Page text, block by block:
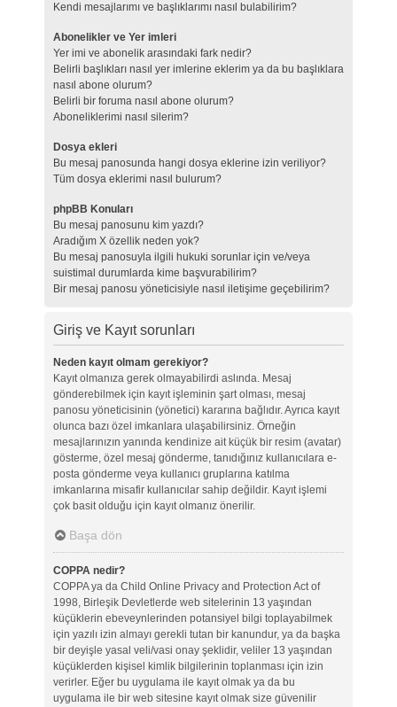
Kendi mesajlarımı ve başlıklarımı nasıl bulabilirim?
Abonelikler ve Yer imleri
Yer imi ve abonelik arasındaki fark nedir?
Belirli başlıkları nasıl yer imlerine eklerim ya da bu başlıklara
nasıl abone olurum?
Belirli bir foruma nasıl abone olurum?
Aboneliklerimi nasıl silerim?
Dosya ekleri
Bu mesaj panosunda hangi dosya eklerine izin veriliyor?
Tüm dosya eklerimi nasıl bulurum?
phpBB Konuları
Bu mesaj panosunu kim yazdı?
Aradığım X özellik neden yok?
Bu mesaj panosuyla ilgili hukuki sorunlar için ve/veya
suistimal durumlarda kime başvurabilirim?
Bir mesaj panosu yöneticisiyle nasıl iletişime geçebilirim?
Giriş ve Kayıt sorunları
Neden kayıt olmam gerekiyor?
Kayıt olmanıza gerek olmayabilirdi aslında. Mesaj
gönderebilmek için kayıt işleminin şart olması, mesaj
panosu yöneticisinin (yönetici) kararına bağlıdır. Ayrıca kayıt
olunca bazı özel imkanlara ulaşabilirsiniz. Örneğin
mesajlarınızın yanında kendinize ait küçük bir resim (avatar)
gösterme, özel mesaj gönderme, tanıdığınız kullanıcılara e-
posta gönderme veya kullanıcı gruplarına katılma
imkanlarına misafir kullanıcılar sahip değildir. Kayıt işlemi
çok basit olduğu için kayıt olmanız önerilir.
Başa dön
COPPA nedir?
COPPA ya da Child Online Privacy and Protection Act of
1998, Birleşik Devletlerde web sitelerinin 13 yaşından
küçüklerin ebeveynlerinden potansiyel bilgi toplayabilmek
için yazılı izin almayı gerekli tutan bir kanundur, ya da başka
bir deyişle yasal veli/vasi onay şeklidir, veliler 13 yaşından
küçüklerden kişisel kimlik bilgilerinin toplanması için izin
verirler. Eğer bu uygulama ile kayıt olmak ya da bu
uygulama ile bir web sitesine kayıt olmak size güvenilir